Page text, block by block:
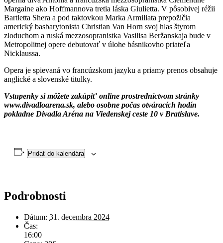
Margaine ako Hoffmannova tretia láska Giulietta. V pôsobivej réžii
Bartletta Shera a pod taktovkou Marka Armiliata prepožičia
americký basbarytonista Christian Van Horn svoj hlas štyrom
zloduchom a ruská mezzosopranistka Vasilisa Beržanskaja bude v
Metropolitnej opere debutovať v úlohe básnikovho priateľa
Nicklaussa.
Opera je spievaná vo francúzskom jazyku a priamy prenos obsahuje
anglické a slovenské titulky.
Vstupenky si môžete zakúpiť online prostredníctvom stránky
www.divadloarena.sk, alebo osobne počas otváracích hodín
pokladne Divadla Aréna na Viedenskej ceste 10 v Bratislave.
Pridať do kalendára
Podrobnosti
Dátum: 31. decembra 2024
Čas:
16:00